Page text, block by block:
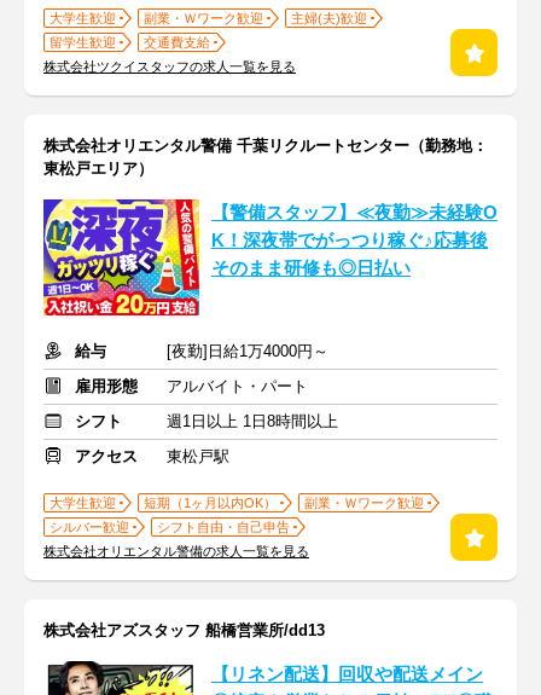
大学生歓迎 副業・Ｗワーク歓迎
主婦(夫)歓迎
留学生歓迎
交通費支給
株式会社ツクイスタッフの求人一覧を見る
株式会社オリエンタル警備 千葉リクルートセンター（勤務地：
東松戸エリア）
【警備スタッフ】≪夜勤≫未経験O
K！深夜帯でがっつり稼ぐ♪応募後
そのまま研修も◎日払い
給与
[夜勤]日給1万4000円～
雇用形態
アルバイト・パート
シフト
週1日以上 1日8時間以上
アクセス
東松戸駅
大学生歓迎 短期（1ヶ月以内OK）
副業・Ｗワーク歓迎
シルバー歓迎
シフト自由・自己申告
株式会社オリエンタル警備の求人一覧を見る
株式会社アズスタッフ 船橋営業所/dd13
【リネン配送】回収や配送メイン